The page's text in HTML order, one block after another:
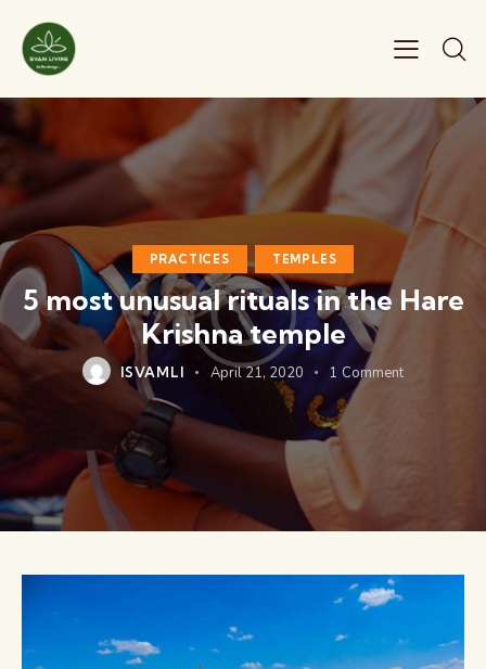
PRACTICES TEMPLES
5 most unusual rituals in the Hare
Krishna temple
ISVAMLI April 21, 2020 1 Comment